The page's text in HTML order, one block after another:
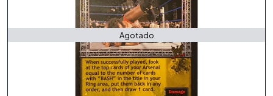
Agotado